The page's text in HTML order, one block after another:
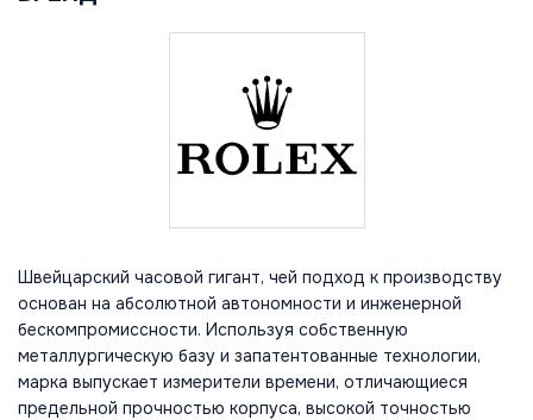
Швейцарский часовой гигант, чей подход к производству
основан на абсолютной автономности и инженерной
бескомпромиссности. Используя собственную
металлургическую базу и запатентованные технологии,
марка выпускает измерители времени, отличающиеся
предельной прочностью корпуса, высокой точностью